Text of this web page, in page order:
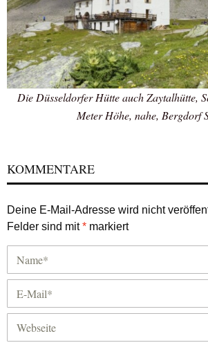
Die Düsseldorfer Hütte auch Zaytalhütte,
Meter Höhe, nahe, Bergdorf
KOMMENTARE
Deine E-Mail-Adresse wird nicht
Felder sind mit* markiert